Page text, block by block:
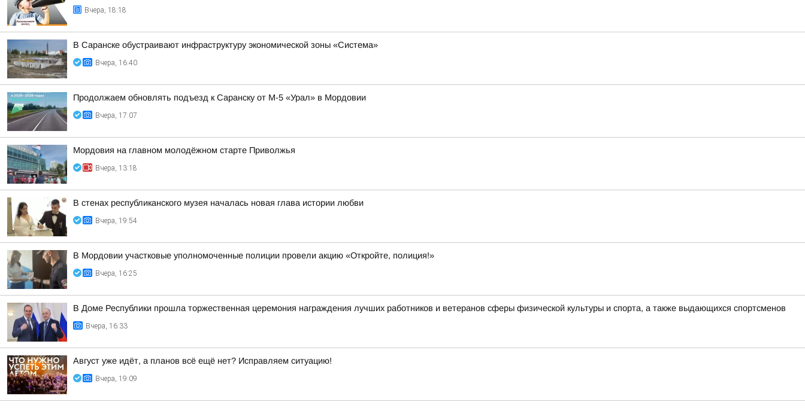
Вчера, 18:18
В Саранске обустраивают инфраструктуру экономической зоны «Система»
Вчера, 16:40
Продолжаем обновлять подъезд к Саранску от М-5 «Урал» в Мордовии
Вчера, 17:07
Мордовия на главном молодёжном старте Приволжья
Вчера, 13:18
В стенах республиканского музея началась новая глава истории любви
Вчера, 19:54
В Мордовии участковые уполномоченные полиции провели акцию «Откройте, полиция!»
Вчера, 16:25
В Доме Республики прошла торжественная церемония награждения лучших работников и ветеранов сферы физической культуры и спорта, а также выдающихся спортсменов
Вчера, 16:33
Август уже идёт, а планов всё ещё нет? Исправляем ситуацию!
Вчера, 19:09